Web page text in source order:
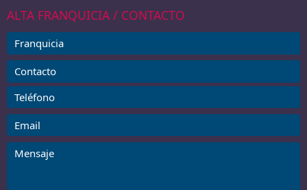
ALTA FRANQUICIA / CONTACTO